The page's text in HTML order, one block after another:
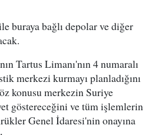
buraya bağlı depolar ve diğer
Tartus Limanı'nın 4 numaralı
merkezi kurmayı planladığını
konusu merkezin Suriye
göstereceğini ve tüm işlemlerin
Genel İdaresi'nin onayına